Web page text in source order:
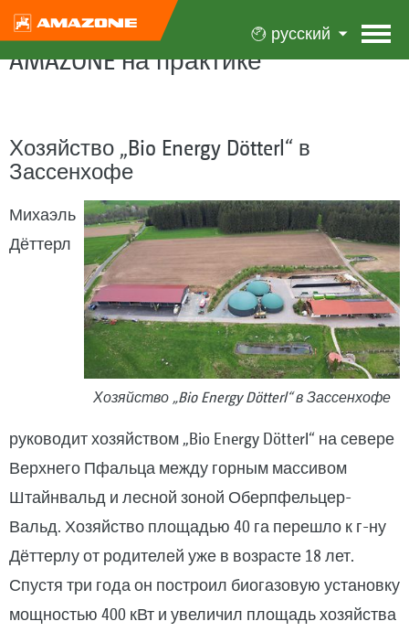
русский
AMAZONE на практике
Хозяйство „Bio Energy Dötterl“ в
Зассенхофе
Хозяйство „Bio Energy Dötterl“ в Зассенхофе
Михаэль
Дёттерл
руководит хозяйством „Bio Energy Dötterl“ на севере
Верхнего Пфальца между горным массивом
Штайнвальд и лесной зоной Оберпфельцер-
Вальд. Хозяйство площадью 40 га перешло к г-ну
Дёттерлу от родителей уже в возрасте 18 лет.
Спустя три года он построил биогазовую установку
мощностью 400 кВт и увеличил площадь хозяйства